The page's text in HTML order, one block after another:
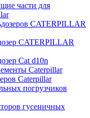
части для
CATERPILLAR
CATERPILLAR
Сat d10n
Caterpillar
Caterpillar
погрузчиков
гусеничных